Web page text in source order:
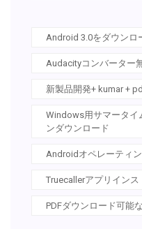
Android 3.0をダウンロ
Audacityコンバーター
新製品開発+ kumar +
Windows用サマータイ
ンダウンロード
Androidオペレーティ
Truecallerアプリイン
PDFダウンロード可能